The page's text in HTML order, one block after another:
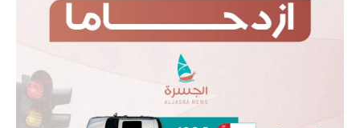
قادة وملهمون
قادة وملهمون